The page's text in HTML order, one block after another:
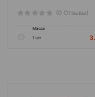
(0 Отзывы)
Масса
1 шт